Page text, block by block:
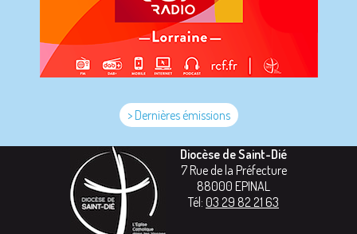
> Dernières émissions
Diocèse de Saint-Dié
7 Rue de la Préfecture
88000 EPINAL
Tél: 03 29 82 21 63